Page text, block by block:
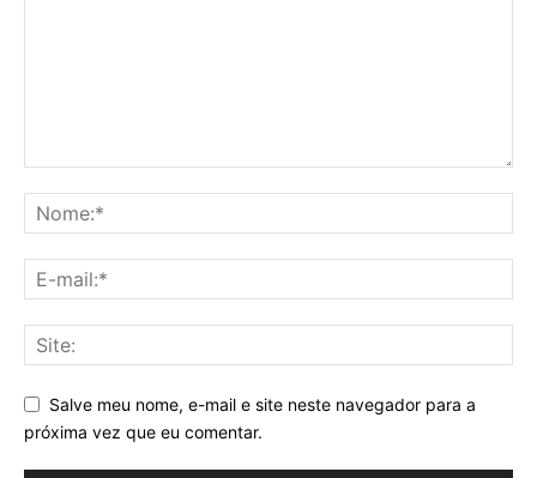
Salve meu nome, e-mail e site neste navegador para a
próxima vez que eu comentar.